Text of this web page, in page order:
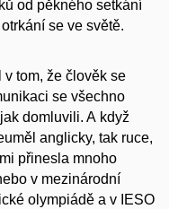
od pěkného setkání
se ve světě.
tom, že člověk se
se všechno
domluvili. A když
anglicky, tak ruce,
přinesla mnoho
v mezinárodní
olympiádě a v IESO